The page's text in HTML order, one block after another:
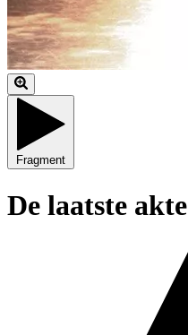
Fragment
De laatste akte